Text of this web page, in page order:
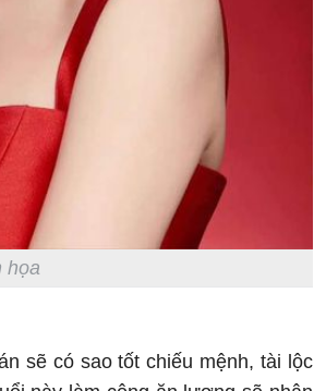
họa
sẽ có sao tốt chiếu mệnh, tài lộc